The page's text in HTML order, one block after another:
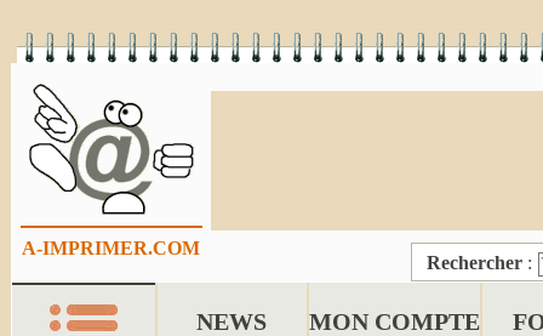
A-IMPRIMER.COM
Rechercher :
NEWS MON COMPTE